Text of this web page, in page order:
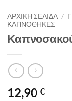
ΑΡΧΙΚΉ ΣΕΛΊΔΑ /
ΚΑΠΝΟΘΗΚΕΣ
12,90 €